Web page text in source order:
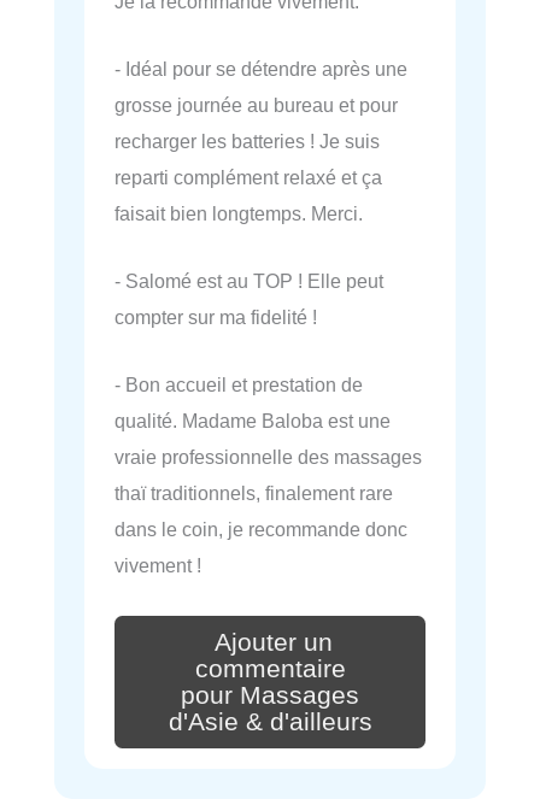
- Idéal pour se détendre après une
grosse journée au bureau et pour
recharger les batteries ! Je suis
reparti complément relaxé et ça
faisait bien longtemps. Merci.
- Salomé est au TOP ! Elle peut
compter sur ma fidelité !
- Bon accueil et prestation de
qualité. Madame Baloba est une
vraie professionnelle des massages
thaï traditionnels, finalement rare
dans le coin, je recommande donc
vivement !
Ajouter un
commentaire
pour Massages
d'Asie & d'ailleurs